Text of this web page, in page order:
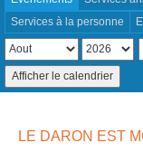
Services à la personne
LE DARON EST